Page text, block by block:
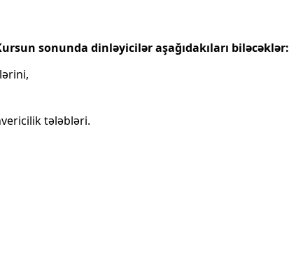
sonunda dinləyicilər aşağıdakıları biləcəklər:
tələbləri.